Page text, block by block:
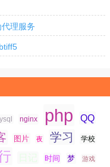
理服务
nginx php QQ
图片 夜 学习 学校
时间 梦 游戏